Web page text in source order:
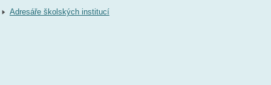
Adresáře školských institucí